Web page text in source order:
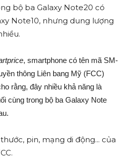
bộ ba Galaxy Note20 có
Note10, nhưng dung lượng
, smartphone có tên mã SM-
thông Liên bang Mỹ (FCC)
rằng, đây nhiều khả năng là
cùng trong bộ ba Galaxy Note